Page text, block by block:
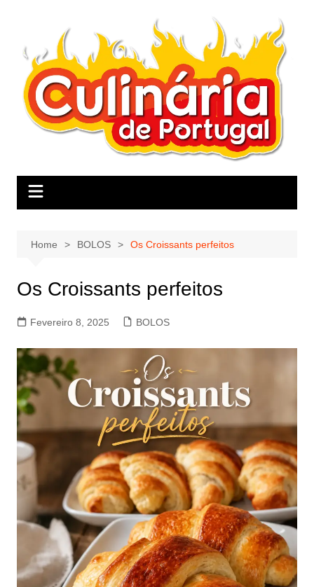
Home BOLOS Os Croissants perfeitos
Os Croissants perfeitos
Fevereiro 8, 2025 BOLOS